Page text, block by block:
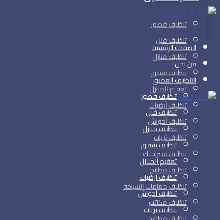
تنظيف قصور
تنظيف فلل
تنظيف منازل
تنظيف شقق
تعقيم المنازل
تنظيف أرضيات
تنظيف أحواش
تنظيف ثريات
تنظيف سيراميك
تنظيف مطابخ
تنظيف حمامات السباحة
تنظيف مكاتب
الصفحة الرئيسية
من نحن
التنظيف العميق
تنظيف قصور
تنظيف فلل
تنظيف منازل
تنظيف شقق
تعقيم المنازل
تنظيف أرضيات
تنظيف أحواش
تنظيف ثريات